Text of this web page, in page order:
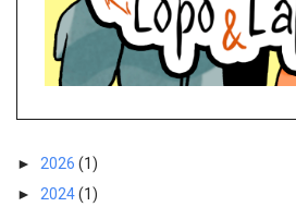
► 2026 (1)
► 2024(1)